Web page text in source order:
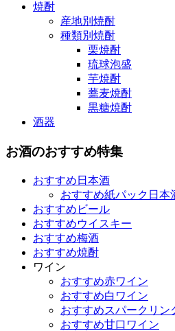
焼酎
産地別焼酎
種類別焼酎
栗焼酎
琉球泡盛
芋焼酎
蕎麦焼酎
黒糖焼酎
酒器
お酒のおすすめ特集
おすすめ日本酒
おすすめ紙パック日本
おすすめビール
おすすめウイスキー
おすすめ梅酒
おすすめ焼酎
ワイン
おすすめ赤ワイン
おすすめ白ワイン
おすすめスパークリン
おすすめ甘口ワイン